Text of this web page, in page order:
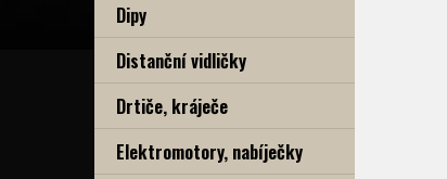
Dipy
Distanční vidličky
Drtiče, kráječe
Elektromotory, nabíječky